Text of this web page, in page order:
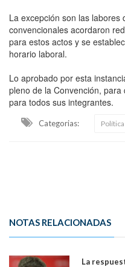
La excepción son las labores
convencionales acordaron
para estos actos y se
horario laboral.
Lo aprobado por esta
pleno de la Convención,
para todos sus integrantes.
Categorias: Política
NOTAS RELACIONADAS
La